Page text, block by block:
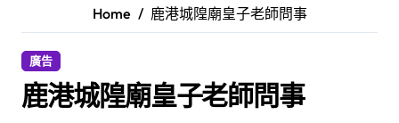
Home 鹿港城隍廟皇子老師問事
廣告
鹿港城隍廟皇子老師問事